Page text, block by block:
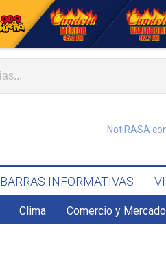
NotiRASA
BARRAS INFORMATIVAS
Clima Comercio y